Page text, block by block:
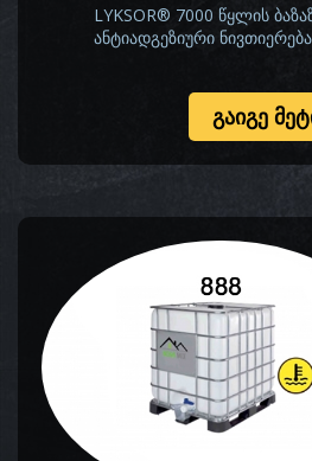
LYKSOR® 7000 წყლის
ანტიადგეზიური
ᲒᲐᲘᲒᲔ